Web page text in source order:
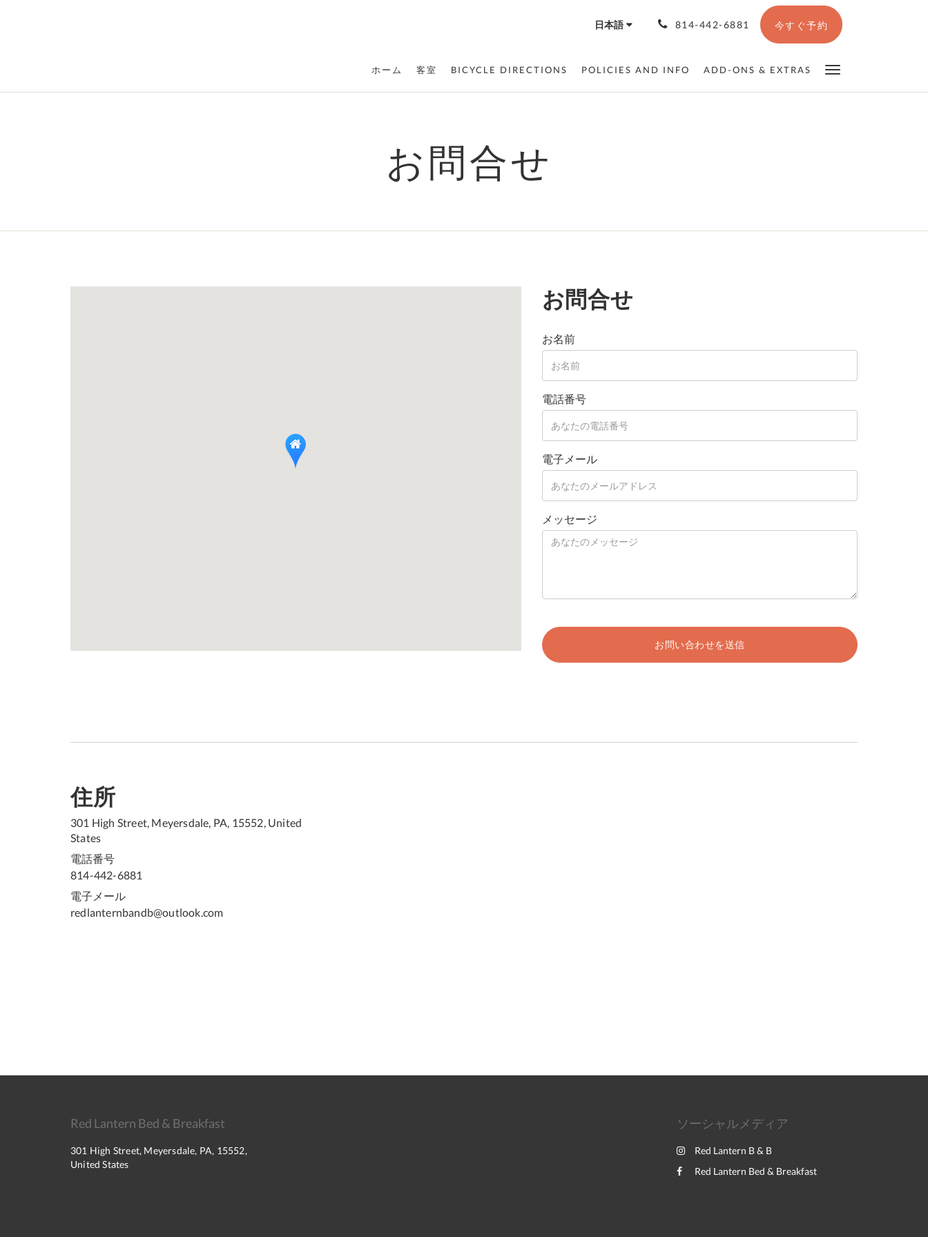
日本語 814-442-6881 今すぐ予約
ホーム 客室 BICYCLE DIRECTIONS POLICIES AND INFO ADD-ONS & EXTRAS
お問合せ
お問合せ
お名前
電話番号
電子メール
メッセージ
住所
301 High Street, Meyersdale, PA, 15552, United
States
電話番号
814-442-6881
電子メール
redlanternbandb@outlook.com
Red Lantern Bed & Breakfast
301 High Street, Meyersdale, PA, 15552,
United States
ソーシャルメディア
Red Lantern B & B
Red Lantern Bed & Breakfast